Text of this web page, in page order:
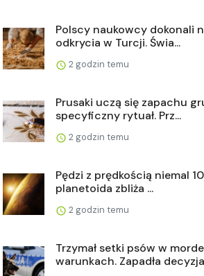
Polscy naukowcy dokonali
odkrycia w Turcji. Świa...
2 godzin temu
Prusaki uczą się zapachu
specyficzny rytuał. Prz...
2 godzin temu
Pędzi z prędkością niemal
planetoida zbliża ...
2 godzin temu
Trzymał setki psów w
warunkach. Zapadła decyzja